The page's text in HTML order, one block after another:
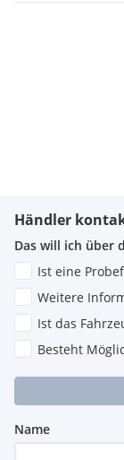
Händler
Das will ich über
Ist eine
Weitere
Ist das
Besteht
Name